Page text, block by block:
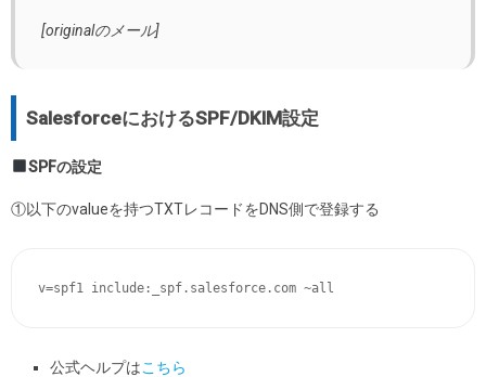
[originalのメール]
SalesforceにおけるSPF/DKIM設定
SPFの設定
①以下のvalueを持つTXTレコードをDNS側で登録する
v=spf1 include:_spf.salesforce.com ~all
公式ヘルプはこちら